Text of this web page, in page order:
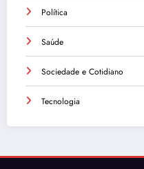
Política
Saúde
Sociedade e Cotidiano
Tecnologia